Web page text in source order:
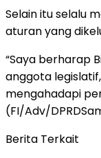
Selain itu selalu
aturan yang
“Saya berharap
anggota
mengahadapi
(FI/Adv/
Berita Terkait